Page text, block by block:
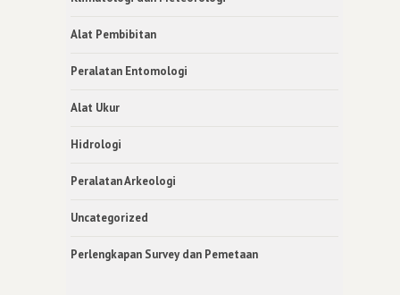
Alat Pembibitan
Peralatan Entomologi
Alat Ukur
Hidrologi
Peralatan Arkeologi
Uncategorized
Perlengkapan Survey dan Pemetaan